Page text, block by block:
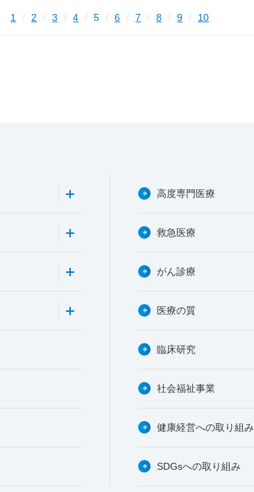
1 2 3 4 5 6 7 8 9 10
高度専門医療
救急医療
がん診療
医療の質
臨床研究
社会福祉事業
健康経営への取り組み
SDGsへの取り組み